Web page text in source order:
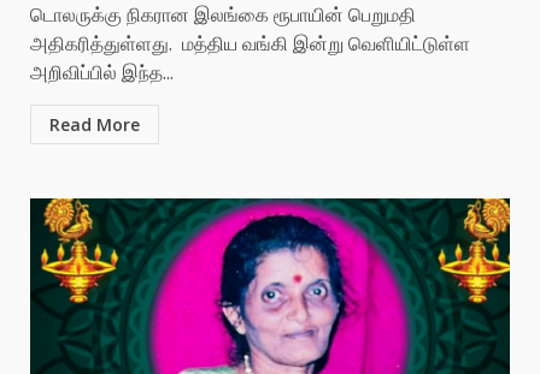
டொலருக்கு நிகரான இலங்கை ரூபாயின் பெறுமதி
அதிகரித்துள்ளது. மத்திய வங்கி இன்று வெளியிட்டுள்ள
அறிவிப்பில் இந்த...
Read More